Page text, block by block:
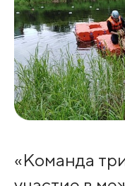
«Команда